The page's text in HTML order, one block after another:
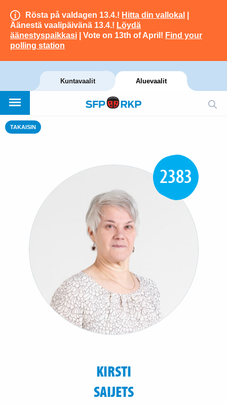
Rösta på valdagen 13.4.! Hitta din vallokal
Äänestä vaalipäivänä 13.4.! Löydä
äänestyspaikkasi | Vote on 13th of April! Find your
polling station
Kuntavaalit Aluevaalit
TAKAISIN
2383
KIRSTI
SAIJETS